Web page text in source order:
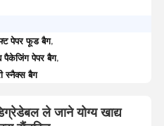
पेपर फूड बैग,
पैकेजिंग पेपर बैग,
स्नैक्स बैग
ले जाने योग्य खाद्य